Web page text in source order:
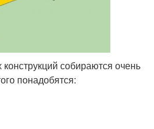
собираются очень
понадобятся: